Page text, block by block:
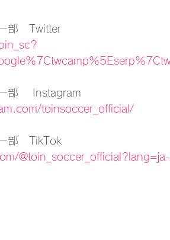
部　Twitter
部　 Instagram
toinsoccer_official/
部　TikTok